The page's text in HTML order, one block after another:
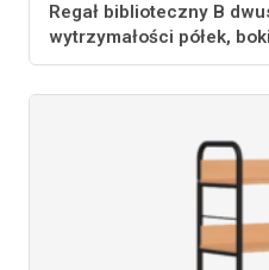
Regał biblioteczny B
wytrzymałości półek,